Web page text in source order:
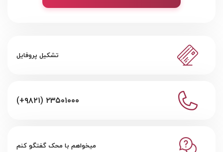
تشکیل پروفایل
(+۹۸۲۱) ۲۳۵۰۱۰۰۰
میخواهم با محک گفتگو کنم